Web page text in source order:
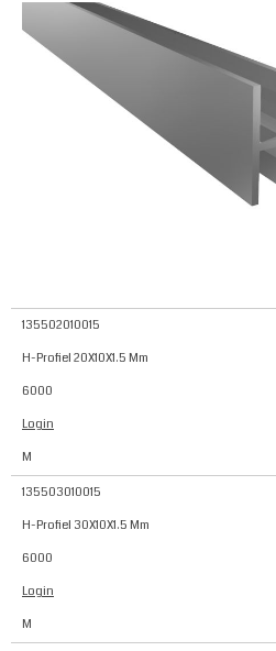
135502010015
H-Profiel 20X10X1.5 Mm
6000
Login
M
135503010015
H-Profiel 30X10X1.5 Mm
6000
Login
M